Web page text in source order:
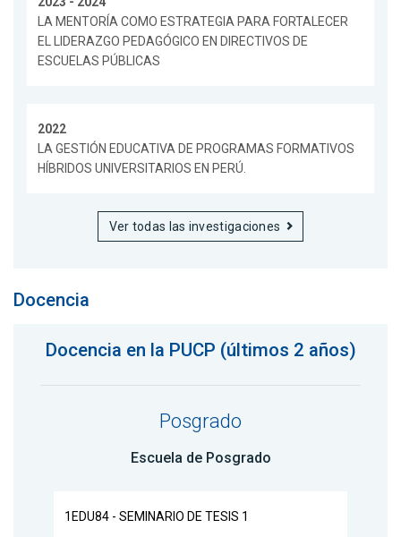
LA MENTORÍA COMO ESTRATEGIA PARA FORTALECER
EL LIDERAZGO PEDAGÓGICO EN DIRECTIVOS DE
ESCUELAS PÚBLICAS
2022
LA GESTIÓN EDUCATIVA DE PROGRAMAS FORMATIVOS
HÍBRIDOS UNIVERSITARIOS EN PERÚ.
Ver todas las investigaciones
Docencia
Docencia en la PUCP (últimos 2 años)
Posgrado
Escuela de Posgrado
1EDU84 - SEMINARIO DE TESIS 1